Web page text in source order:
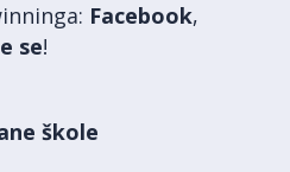
Facebook,
se!
škole